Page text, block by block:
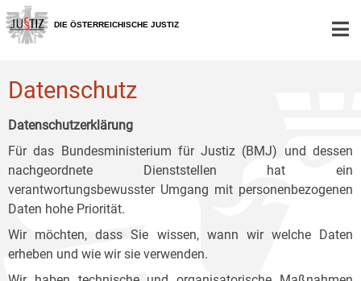
Zur
Hauptnavigation
[1]
Zum
Inhalt
[2]
Zum
Untermenü
[3]
DIE ÖSTERREICHISCHE JUSTIZ
Datenschutz
Datenschutzerklärung
Für das Bundesministerium für Justiz (BMJ) und dessen
nachgeordnete Dienststellen hat ein
verantwortungsbewusster Umgang mit personenbezogenen
Daten hohe Priorität.
Wir möchten, dass Sie wissen, wann wir welche Daten
erheben und wie wir sie verwenden.